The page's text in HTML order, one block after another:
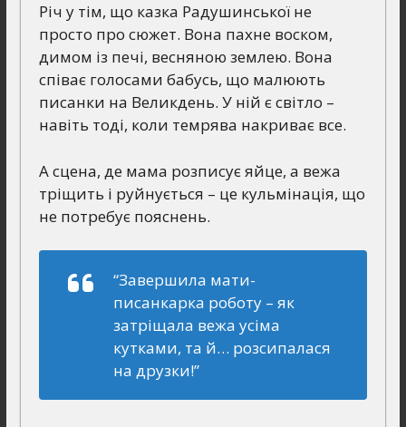
Річ у тім, що казка Радушинської не
просто про сюжет. Вона пахне воском,
димом із печі, весняною землею. Вона
співає голосами бабусь, що малюють
писанки на Великдень. У ній є світло –
навіть тоді, коли темрява накриває все.
А сцена, де мама розписує яйце, а вежа
тріщить і руйнується – це кульмінація, що
не потребує пояснень.
“Завершила мати-
писанкарка роботу – як
затріщала вежа усіма
кутками, та й… розсипалася
на друзки!”